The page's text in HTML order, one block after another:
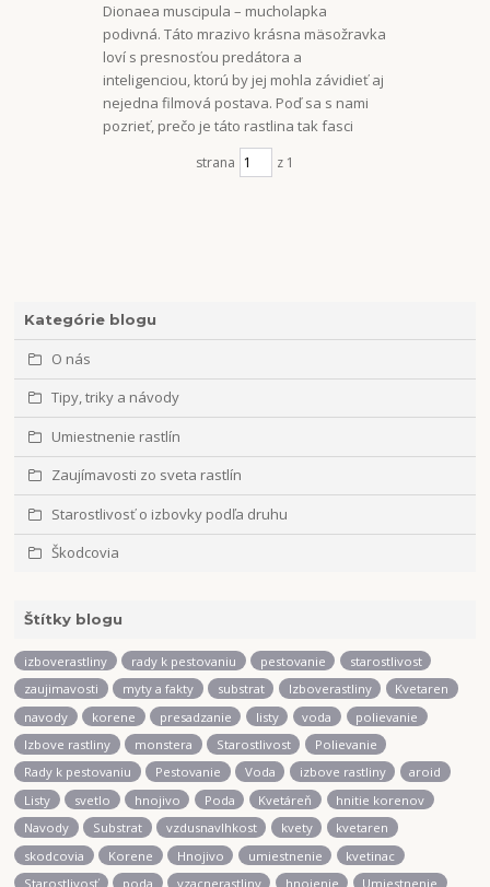
Kategórie blogu
O nás
Tipy, triky a návody
Umiestnenie rastlín
Zaujímavosti zo sveta rastlín
Starostlivosť o izbovky podľa druhu
Škodcovia
Štítky blogu
izboverastliny rady k pestovaniu pestovanie
starostlivost
zaujimavosti
myty a fakty substrat Izboverastliny
Kvetaren
navody
korene presadzanie listy voda
polievanie
Izbove rastliny
monstera Starostlivost
Polievanie
Rady k pestovaniu
Pestovanie Voda izbove rastliny
aroid
Listy
svetlo hnojivo Poda Kvetáreň
hnitie korenov
Navody
Substrat vzdusnavlhkost kvety
kvetaren
skodcovia
Korene Hnojivo umiestnenie
kvetinac
Starostlivosť
poda vzacnerastliny hnojenie Umiestnenie
Dionaea muscipula – mucholapka
podivná. Táto mrazivo krásna mäsožravka
loví s presnosťou predátora a
inteligenciou, ktorú by jej mohla závidieť aj
nejedna filmová postava. Poď sa s nami
pozrieť, prečo je táto rastlina tak fasci
strana z 1